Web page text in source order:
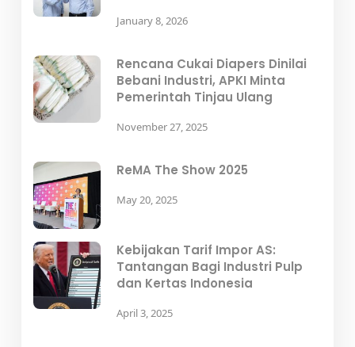
January 8, 2026
Rencana Cukai Diapers Dinilai
Bebani Industri, APKI Minta
Pemerintah Tinjau Ulang
November 27, 2025
ReMA The Show 2025
May 20, 2025
Kebijakan Tarif Impor AS:
Tantangan Bagi Industri Pulp
dan Kertas Indonesia
April 3, 2025